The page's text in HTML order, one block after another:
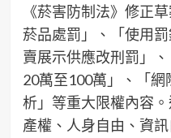
《菸害防制法》修正
菸品處罰」、「使用
賣展示供應改刑罰」
20萬至100萬」、「
析」等重大限權內容
產權、人身自由、資